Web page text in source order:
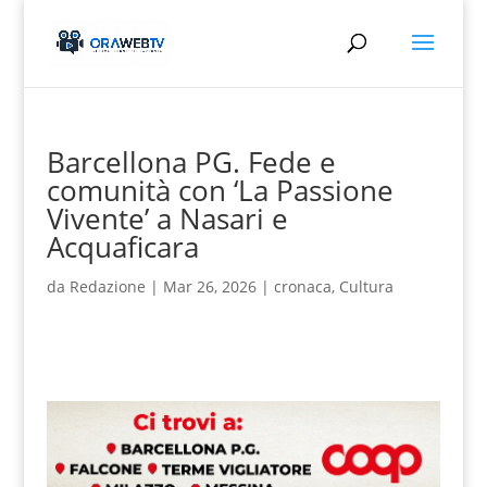
Barcellona PG. Fede e
comunità con ‘La Passione
Vivente’ a Nasari e
Acquaficara
da Redazione | Mar 26, 2026| cronaca, Cultura